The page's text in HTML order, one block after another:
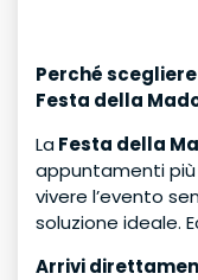
Perché
Festa della
LaFesta della
appuntamenti più
vivere l’evento
soluzione ideale.
Arrivi